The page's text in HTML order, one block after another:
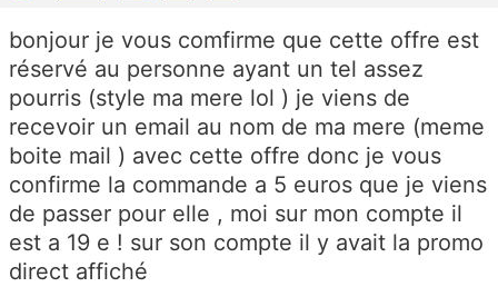
bonjour je vous comfirme que cette offre est
réservé au personne ayant un tel assez
pourris (style ma mere lol ) je viens de
recevoir un email au nom de ma mere (meme
boite mail ) avec cette offre donc je vous
confirme la commande a 5 euros que je viens
de passer pour elle , moi sur mon compte il
est a 19 e ! sur son compte il y avait la promo
direct affiché